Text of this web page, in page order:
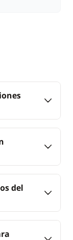
del